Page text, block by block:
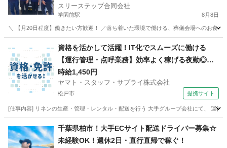
スリーステップ合同会社
学園前駅 8月8日
＼ 【月20日程度】働きたい方歓迎！ ／落ち着いた環境で働ける、葬儀会場へのお食
学園前駅 ドライバー スタッフ
資格を活かして活躍！IT化でスムーズに働ける
【運行管理・点呼業務】効率よく稼げる夜勤◎空
調完備で快適
時給1,450円
ヤマト・スタッフ・サプライ株式会社
松戸市 提携サイト
[仕事内容] リネンの生産・管理・レンタル・配送を行う 大手グループ会社にて、 運
ドライバー
千葉県柏市！大手ECサイト配送ドライバー募集☆
未経験OK！週休2日・直行直帰で稼ぐ！